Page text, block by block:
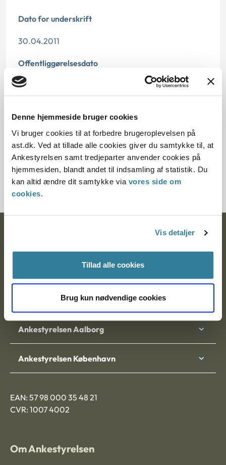
Denne hjemmeside bruger cookies
Vi bruger cookies til at forbedre brugeroplevelsen på
ast.dk. Ved at tillade alle cookies giver du samtykke til, at
Ankestyrelsen samt tredjeparter anvender cookies på
hjemmesiden, blandt andet til indsamling af statistik. Du
kan altid ændre dit samtykke via vores side om
cookies.
Vis detaljer
Tillad alle cookies
Brug kun nødvendige cookies
Dato for underskrift
30.04.2011
Offentliggørelsesdato
10.07.2013
§ 116 § 1
Journalnummer
3500160-10
Postadresse:
Nytorv 7, 2. sal
Ankestyrelsen Aalborg
Ankestyrelsen København
EAN: 57 98 000 35 48 21
CVR: 1007 4002
Om Ankestyrelsen